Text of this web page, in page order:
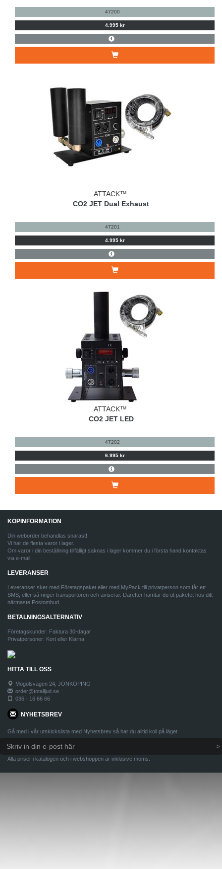
47200
4.995 kr
ATTACK™
CO2 JET Dual Exhaust
47201
4.995 kr
ATTACK™
CO2 JET LED
47202
6.995 kr
KÖPINFORMATION
Din weborder behandlas snarast!
Vi har de flesta varor i lager.
Om varor i din beställning tillfälligt saknas i lager kommer du i första hand kontaktas
via e-mail.
LEVERANSER
Leveranser sker med Företagspaket eller med MyPack till privatperson som får ett
SMS, eller så ringer transportören och aviserar. Därefter hämtar du ut paketet hos ditt
närmaste Postombud.
BETALNINGSALTERNATIV
Företagskunder: Faktura 30-dagar
Privatpersoner: Kort eller Klarna
HITTA TILL OSS
Mogölsvägen 24, JÖNKÖPING
order@totalljud.se
036 - 16 66 66
NYHETSBREV
Gå med i vår utskickslista med Nyhetsbrev så har du alltid koll på läget
Alla priser i katalogen och i webshoppen är inklusive moms.